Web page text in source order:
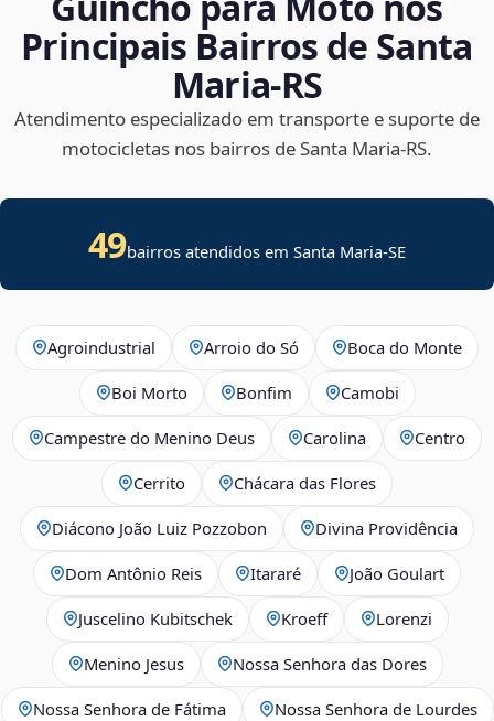
Principais Bairros de Santa
Maria‑RS
Atendimento especializado em transporte e suporte de
motocicletas nos bairros de Santa Maria‑RS.
49bairros atendidos em Santa Maria-SE
Agroindustrial Arroio do Só Boca do Monte
Boi Morto Bonfim Camobi
Campestre do Menino Deus Carolina Centro
Cerrito Chácara das Flores
Diácono João Luiz Pozzobon Divina Providência
Dom Antônio Reis Itararé João Goulart
Juscelino Kubitschek Kroeff Lorenzi
Menino Jesus Nossa Senhora das Dores
Nossa Senhora de Fátima Nossa Senhora de Lourdes